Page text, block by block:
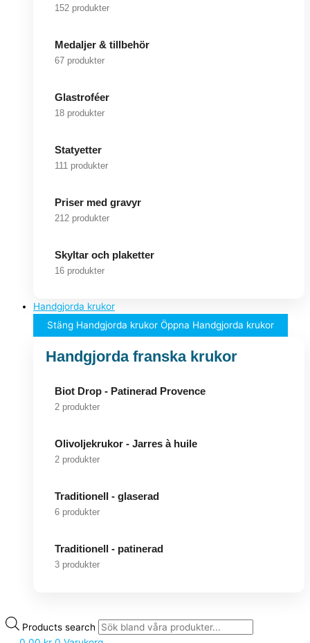
152 produkter
Medaljer & tillbehör
67 produkter
Glastroféer
18 produkter
Statyetter
111 produkter
Priser med gravyr
212 produkter
Skyltar och plaketter
16 produkter
Handgjorda krukor
Stäng Handgjorda krukor Öppna Handgjorda krukor
Handgjorda franska krukor
Biot Drop - Patinerad Provence
2 produkter
Olivoljekrukor - Jarres à huile
2 produkter
Traditionell - glaserad
6 produkter
Traditionell - patinerad
3 produkter
Products search